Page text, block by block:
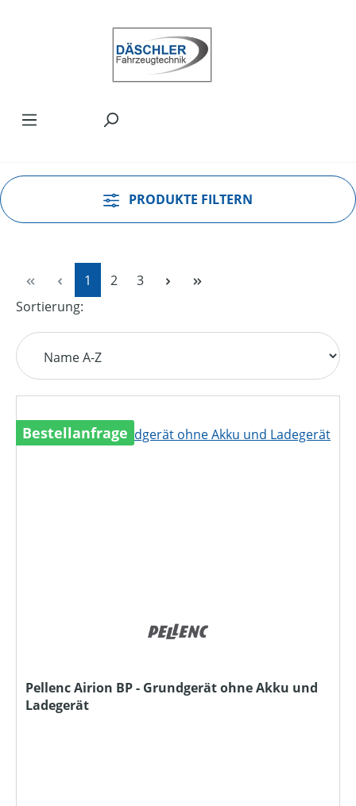
PRODUKTE FILTERN
Seite
1 Seite
2 Seite
3
Sortierung:
Bestellanfrage
Pellenc Airion BP - Grundgerät ohne Akku und
Ladegerät